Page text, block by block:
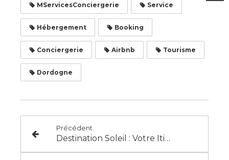
MServicesConciergerie Service
Hébergement Booking
Conciergerie Airbnb Tourisme
Dordogne
Précédent
Destination Soleil : Votre Itinéraire Parfait pour un Été Magique